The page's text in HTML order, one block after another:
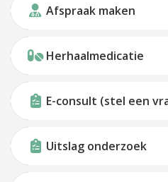
Afspraak maken
Herhaalmedicatie
E-consult (stel een
Uitslag onderzoek